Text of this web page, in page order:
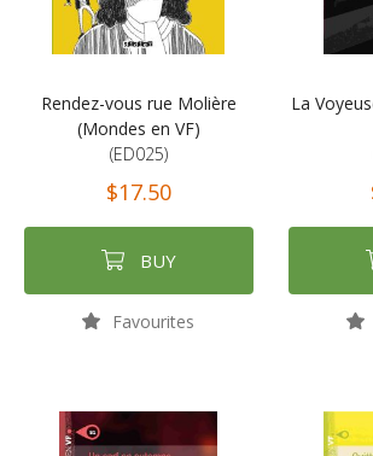
Rendez-vous rue Molière
(Mondes en VF)
(ED025)
$17.50
BUY
Favourites
La